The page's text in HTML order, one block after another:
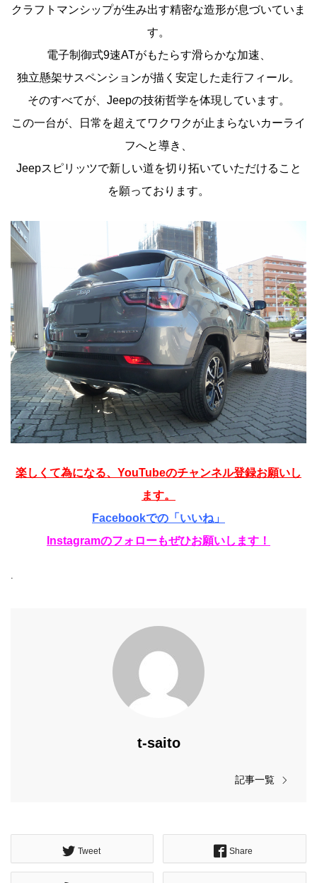
クラフトマンシップが生み出す精密な造形が息づいていま
す。
電子制御式9速ATがもたらす滑らかな加速、
独立懸架サスペンションが描く安定した走行フィール。
そのすべてが、Jeepの技術哲学を体現しています。
この一台が、日常を超えてワクワクが止まらないカーライ
フへと導き、
Jeepスピリッツで新しい道を切り拓いていただけること
を願っております。
楽しくて為になる、YouTubeのチャンネル登録お願いし
ます。
Facebookでの「いいね」
Instagramのフォローもぜひお願いします！
t-saito
記事一覧
Tweet Share